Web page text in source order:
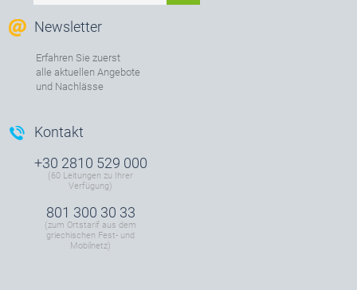
Newsletter
Erfahren Sie zuerst
alle aktuellen Angebote
und Nachlässe
Kontakt
+30 2810 529 000
(60 Leitungen zu Ihrer
Verfügung)
801 300 30 33
(zum Ortstarif aus dem
griechischen Fest- und
Mobilnetz)